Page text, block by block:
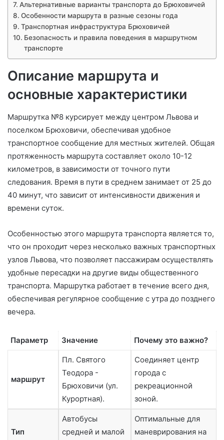
Альтернативные варианты транспорта до Брюховичей
Особенности маршрута в разные сезоны года
Транспортная инфраструктура Брюховичей
Безопасность и правила поведения в маршрутном
транспорте
Описание маршрута и
основные характеристики
Маршрутка №8 курсирует между центром Львова и
поселком Брюховичи, обеспечивая удобное
транспортное сообщение для местных жителей. Общая
протяженность маршрута составляет около 10-12
километров, в зависимости от точного пути
следования. Время в пути в среднем занимает от 25 до
40 минут, что зависит от интенсивности движения и
времени суток.
Особенностью этого маршрута транспорта является то,
что он проходит через несколько важных транспортных
узлов Львова, что позволяет пассажирам осуществлять
удобные пересадки на другие виды общественного
транспорта. Маршрутка работает в течение всего дня,
обеспечивая регулярное сообщение с утра до позднего
вечера.
Параметр Значение Почему это важно?
маршрут
Пл. Святого
Теодора -
Брюховичи (ул.
Курортная).
Соединяет центр
города с
рекреационной
зоной.
Тип
Автобусы
средней и малой
Оптимальные для
маневрирования на